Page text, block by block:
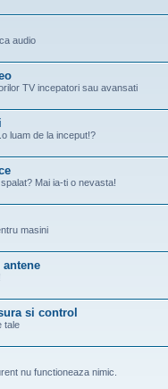
audio
TV incepatori sau avansati
luam de la inceput!?
Mai ia-ti o nevasta!
masini
si control
tale
nu functioneaza nimic.